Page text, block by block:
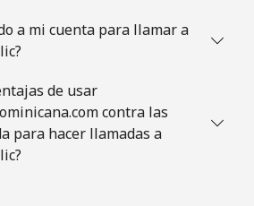
a mi cuenta para llamar a
de usar
contra las
para hacer llamadas a